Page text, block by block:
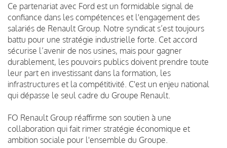
Ce partenariat avec Ford est un formidable signal de
confiance dans les compétences et l'engagement des
salariés de Renault Group. Notre syndicat s’est toujours
battu pour une stratégie industrielle forte. Cet accord
sécurise l’avenir de nos usines, mais pour gagner
durablement, les pouvoirs publics doivent prendre toute
leur part en investissant dans la formation, les
infrastructures et la compétitivité. C'est un enjeu national
qui dépasse le seul cadre du Groupe Renault.
FO Renault Group réaffirme son soutien à une
collaboration qui fait rimer stratégie économique et
ambition sociale pour l'ensemble du Groupe.